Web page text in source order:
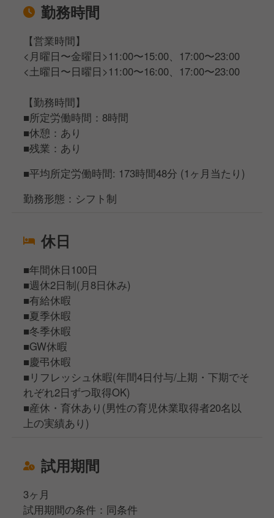
勤務時間
【営業時間】
<月曜日〜金曜日>11:00〜15:00、17:00〜23:00
<土曜日〜日曜日>11:00〜16:00、17:00〜23:00
【勤務時間】
■所定労働時間：8時間
■休憩：あり
■残業：あり
■平均所定労働時間: 173時間48分 (1ヶ月当たり)
勤務形態：シフト制
休日
■年間休日100日
■週休2日制(月8日休み)
■有給休暇
■夏季休暇
■冬季休暇
■GW休暇
■慶弔休暇
■リフレッシュ休暇(年間4日付与/上期・下期でそ
れぞれ2日ずつ取得OK)
■産休・育休あり(男性の育児休業取得者20名以
上の実績あり)
試用期間
3ヶ月
試用期間の条件：同条件